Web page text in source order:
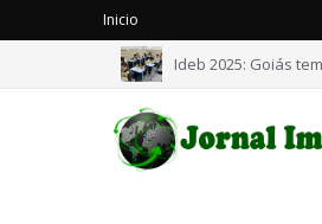
Inicio
Ideb 2025: Goiás